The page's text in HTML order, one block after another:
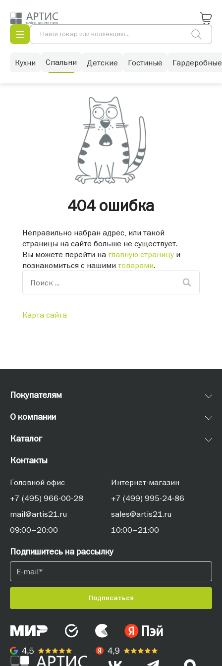
Кухни Спальни Детские Гостиные Гардеробные
404 ошибка
Неправильно набран адрес, или такой
страницы на сайте больше не существует.
Вы можете перейти на главную страницуи
познакомиться с нашими товарами.
Карта сайта
Покупателям
О компании
Каталог
Контакты
Головной офис
+7 (495) 966-00-28
mail@artis21.ru
09:00–20:00
Интернет-магазин
+7 (499) 995-24-86
sales@artis21.ru
10:00–21:00
Подпишитесь на рассылку
Подписаться